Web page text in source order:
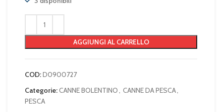
AGGIUNGI AL CARRELLO
COD:D0900727
Categorie:CANNE BOLENTINO, CANNE DA PESCA,
PESCA